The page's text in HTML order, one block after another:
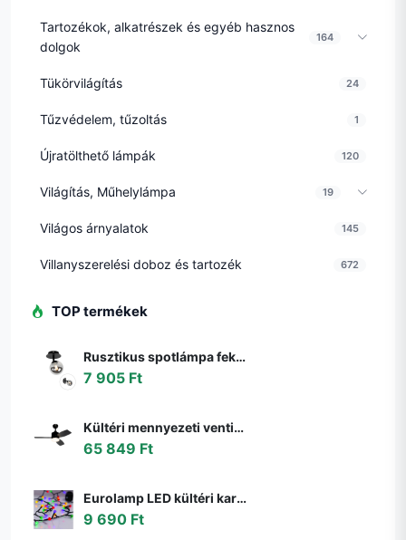
Tartozékok, alkatrészek és egyéb hasznos
dolgok
164
Tükörvilágítás 24
Tűzvédelem, tűzoltás 1
Újratölthető lámpák 120
Világítás, Műhelylámpa 19
Világos árnyalatok 145
Villanyszerelési doboz és tartozék 672
TOP termékek
Rusztikus spotlámpa fekete állítható füstüveggel - Athén
7 905 Ft
Kültéri mennyezeti ventilátor fekete 91,3 cm LED-del, fényerőszabályzóval, távirányítóval IP44 - Toledo
65 849 Ft
Eurolamp LED kültéri karácsonyi fényfüzér LINE 500 LED 17,9 m IP44 többszínű 600
9 690 Ft